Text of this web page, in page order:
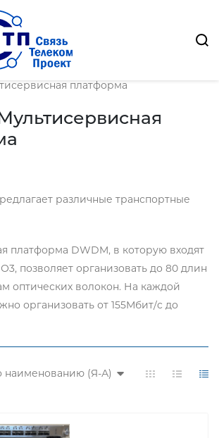
платформа
различные транспортные
платформа DWDM, в которую входят
позволяет организовать до 80 длин
оптических волокон. На каждой
организовать от 155Мбит/c до
наименованию (Я-А)